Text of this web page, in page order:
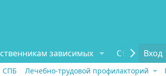
зависимых СтатьиВход
СПБ Лечебно-трудовой профилакторий